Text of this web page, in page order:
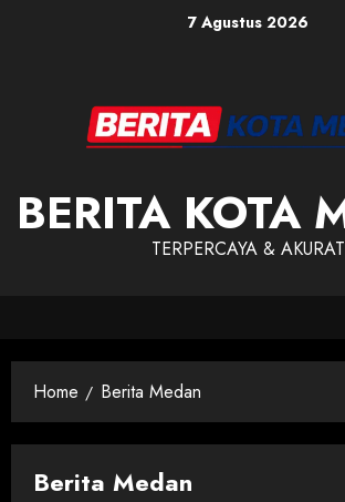
7 Agustus 2026
BERITA KOTA
TERPERCAYA & AKURAT
Home Berita Medan
Berita Medan